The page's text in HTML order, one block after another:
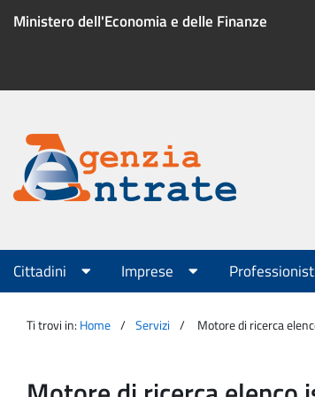
Ministero dell'Economia e delle Finanze
Menu
servizio
Agenzia
Entrate
Menu
principale
Cittadini Imprese
Ti trovi in: Home Servizi Motore di ricerca